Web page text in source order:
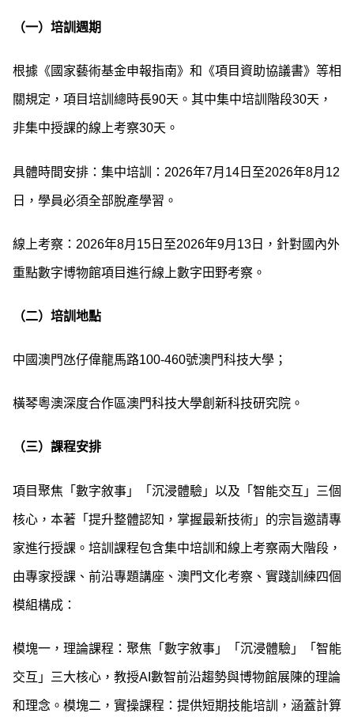
（一）培訓週期
根據《國家藝術基金申報指南》和《項目資助協議書》等相
關規定，項目培訓總時長90天。其中集中培訓階段30天，
非集中授課的線上考察30天。
具體時間安排：集中培訓：2026年7月14日至2026年8月12
日，學員必須全部脫產學習。
線上考察：2026年8月15日至2026年9月13日，針對國內外
重點數字博物館項目進行線上數字田野考察。
（二）培訓地點
中國澳門氹仔偉龍馬路100-460號澳門科技大學；
橫琴粵澳深度合作區澳門科技大學創新科技研究院。
（三）課程安排
項目聚焦「數字敘事」「沉浸體驗」以及「智能交互」三個
核心，本著「提升整體認知，掌握最新技術」的宗旨邀請專
家進行授課。培訓課程包含集中培訓和線上考察兩大階段，
由專家授課、前沿專題講座、澳門文化考察、實踐訓練四個
模組構成：
模塊一，理論課程：聚焦「數字敘事」「沉浸體驗」「智能
交互」三大核心，教授AI數智前沿趨勢與博物館展陳的理論
和理念。模塊二，實操課程：提供短期技能培訓，涵蓋計算